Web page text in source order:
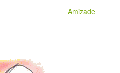
Amizade